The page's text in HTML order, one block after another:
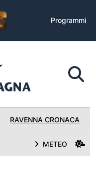
Programmi
RAVENNA CRONACA
METEO